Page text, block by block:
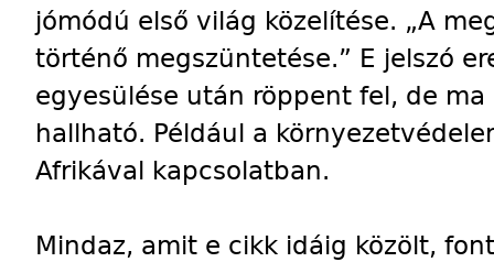
jómódú első világ közelítése. „A
történő megszüntetése.” E jelszó
egyesülése után röppent fel, de
hallható. Például a
Afrikával kapcsolatban.
Mindaz, amit e cikk idáig közölt,